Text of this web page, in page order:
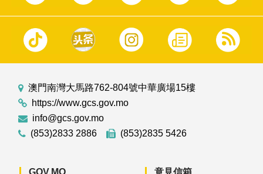
澳門南灣大馬路762-804號中華廣場15樓
https://www.gcs.gov.mo
info@gcs.gov.mo
(853)2833 2886
(853)2835 5426